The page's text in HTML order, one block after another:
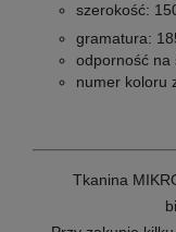
szerokość:
gramatura:
odporność na
numer koloru
Tkanina